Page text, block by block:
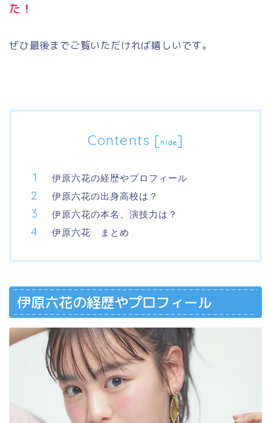
た！
ぜひ最後までご覧いただければ嬉しいです。
Contents [hide]
伊原六花の経歴やプロフィール
伊原六花の出身高校は？
伊原六花の本名、演技力は？
伊原六花 まとめ
伊原六花の経歴やプロフィール